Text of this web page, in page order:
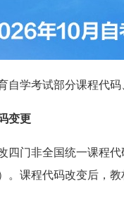
学考试部分课程代码
变更
门非全国统一课程代
。课程代码改变后，